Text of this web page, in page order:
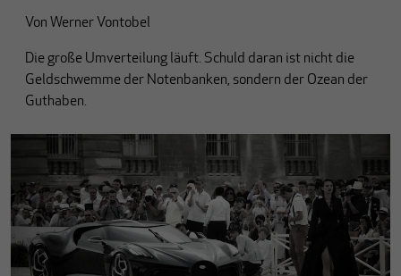
Von Werner Vontobel
Die große Umverteilung läuft. Schuld daran ist nicht die
Geldschwemme der Notenbanken, sondern der Ozean der
Guthaben.